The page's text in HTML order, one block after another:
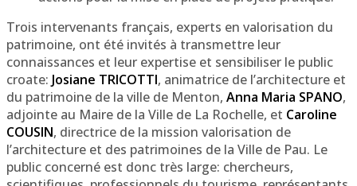
Trois intervenants français, experts en valorisation du
patrimoine, ont été invités à transmettre leur
connaissances et leur expertise et sensibiliser le public
croate: Josiane TRICOTTI, animatrice de l’architecture et
du patrimoine de la ville de Menton, Anna Maria SPANO,
adjointe au Maire de la Ville de La Rochelle, et Caroline
COUSIN, directrice de la mission valorisation de
l’architecture et des patrimoines de la Ville de Pau. Le
public concerné est donc très large: chercheurs,